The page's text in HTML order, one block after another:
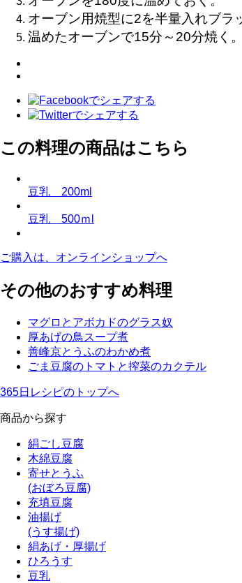
オーブン用焼型に2を半量入れブラ
温めたオーブンで15分～ 20分焼く。
この料理の商品はこちら
豆乳 200ml
豆乳 500ｍl
ご購入は、オンラインショップへ
その他のおすすめ料理
マグロとアボカドのグラス奴
厚あげの鳥スープ煮
善峰京とうふのわかめ煮
ごま豆腐のトマトと搾菜のカクテル
365日レシピのトップへ
商品から探す
絹ごし豆腐
木綿豆腐
寄せとうふ
(おぼろ豆腐)
充填豆腐
油揚げ
(うす揚げ)
絹あげ・厚揚げ
ひろうす
豆乳